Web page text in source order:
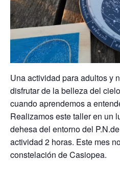
Una actividad para adultos y
disfrutar de la belleza del
cuando aprendemos a
Realizamos este taller en un
dehesa del entorno del
actividad 2 horas. Este mes
constelación de Casiopea.